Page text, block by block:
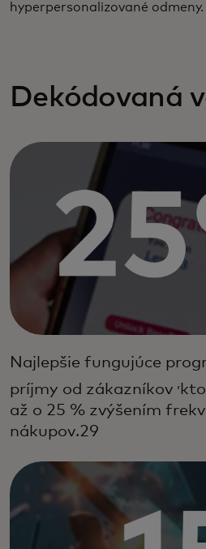
hyperpersonalizované odmeny.
Dekódovaná
Najlepšie fungujúce
príjmy od zákazníkov ,
až o 25 % zvýšením
nákupov.29